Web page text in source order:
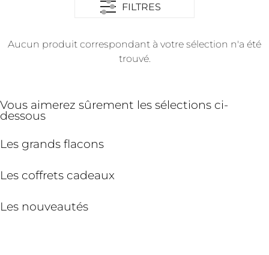
FILTRES
Aucun produit correspondant à votre sélection n'a été
trouvé.
Vous aimerez sûrement les sélections ci-
dessous
Les grands flacons
Les coffrets cadeaux
Les nouveautés